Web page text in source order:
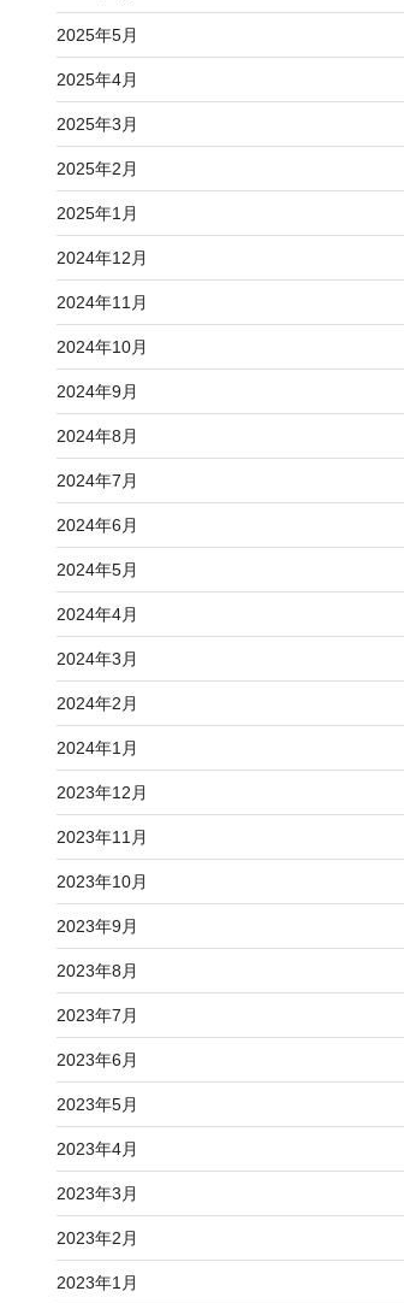
2025年5月
2025年4月
2025年3月
2025年2月
2025年1月
2024年12月
2024年11月
2024年10月
2024年9月
2024年8月
2024年7月
2024年6月
2024年5月
2024年4月
2024年3月
2024年2月
2024年1月
2023年12月
2023年11月
2023年10月
2023年9月
2023年8月
2023年7月
2023年6月
2023年5月
2023年4月
2023年3月
2023年2月
2023年1月